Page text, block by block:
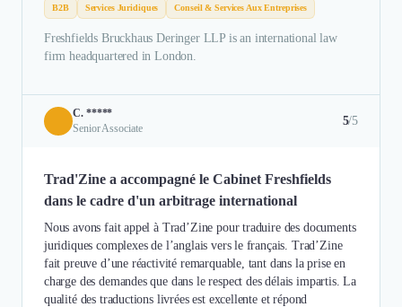
B2B Services Juridiques Conseil & Services Aux Entreprises
Freshfields Bruckhaus Deringer LLP is an international law
firm headquartered in London.
C. *****
Senior Associate
5/5
Trad'Zine a accompagné le Cabinet Freshfields
dans le cadre d'un arbitrage international
Nous avons fait appel à Trad’Zine pour traduire des documents
juridiques complexes de l’anglais vers le français. Trad’Zine
fait preuve d’une réactivité remarquable, tant dans la prise en
charge des demandes que dans le respect des délais impartis. La
qualité des traductions livrées est excellente et répond